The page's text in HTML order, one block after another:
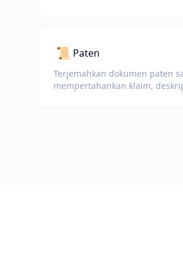
📜 Paten
Terjemahkan dokumen paten
mempertahankan klaim,